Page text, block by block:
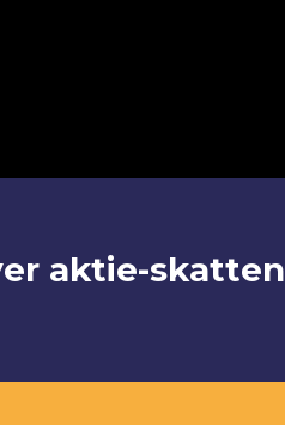
aktie-skatten